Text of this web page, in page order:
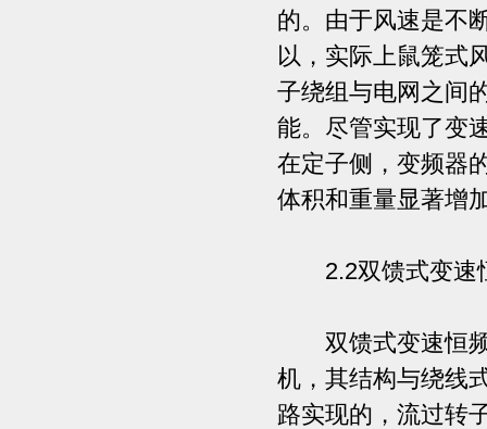
的。由于风速是不
以，实际上鼠笼式
子绕组与电网之间
能。尽管实现了变
在定子侧，变频器
体积和重量显著增
2.2双馈式变速
双馈式变速恒频
机，其结构与绕线
路实现的，流过转